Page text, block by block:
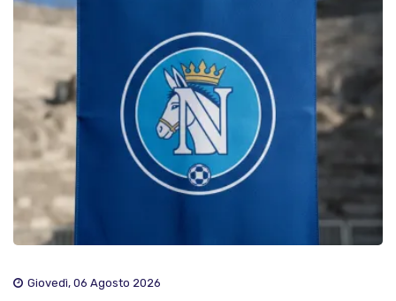
Giovedì, 06 Agosto 2026